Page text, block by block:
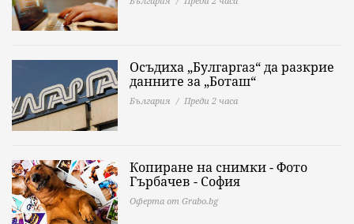
Осъдиха „Булгаргаз“ да разкрие
данните за „Боташ“
България Преди 2 часа
Копиране на снимки - Фото
Гърбачев - София
Оферта от Grabo.bg